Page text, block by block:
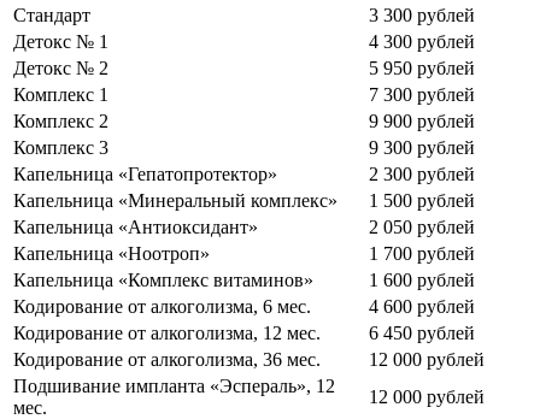
Стандарт
3 300 рублей
Детокс № 1
4 300 рублей
Детокс № 2
5 950 рублей
Комплекс 1
7 300 рублей
Комплекс 2
9 900 рублей
Комплекс 3
9 300 рублей
Капельница «Гепатопротектор»
2 300 рублей
Капельница «Минеральный комплекс»
1 500 рублей
Капельница «Антиоксидант»
2 050 рублей
Капельница «Ноотроп»
1 700 рублей
Капельница «Комплекс витаминов»
1 600 рублей
Кодирование от алкоголизма, 6 мес.
4 600 рублей
Кодирование от алкоголизма, 12 мес.
6 450 рублей
Кодирование от алкоголизма, 36 мес.
12 000 рублей
Подшивание импланта «Эспераль», 12
мес.
12 000 рублей